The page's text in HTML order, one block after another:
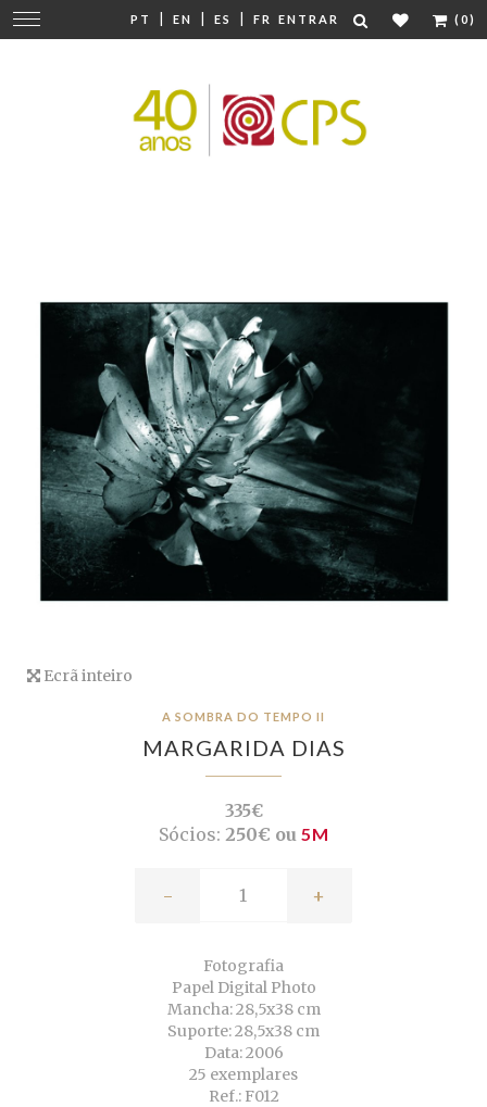
PT | EN | ES | FR ENTRAR (0)
Mudar
navegação
Ecrã inteiro
A SOMBRA DO TEMPO II
MARGARIDA DIAS
335€
Sócios: 250€ ou 5M
- +
Fotografia
Papel Digital Photo
Mancha: 28,5x38 cm
Suporte: 28,5x38 cm
Data: 2006
25 exemplares
Ref.: F012